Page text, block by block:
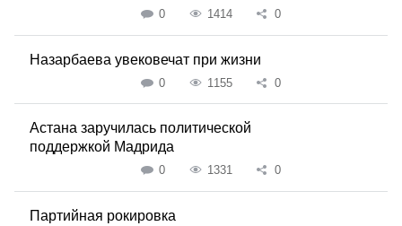
0 1414 0
Назарбаева увековечат при жизни
0 1155 0
Астана заручилась политической
поддержкой Мадрида
0 1331 0
Партийная рокировка